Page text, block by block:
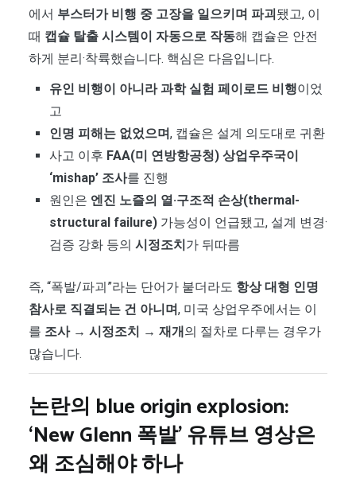
에서 부스터가 비행 중 고장을 일으키며 파괴됐고, 이
때 캡슐 탈출 시스템이 자동으로 작동해 캡슐은 안전
하게 분리·착륙했습니다. 핵심은 다음입니다.
유인 비행이 아니라 과학 실험 페이로드 비행이었
고
인명 피해는 없었으며, 캡슐은 설계 의도대로 귀환
사고 이후 FAA(미 연방항공청) 상업우주국이
‘mishap’ 조사를 진행
원인은 엔진 노즐의 열·구조적 손상(thermal-
structural failure)가능성이 언급됐고, 설계 변경·
검증 강화 등의 시정조치가 뒤따름
즉, “폭발/파괴”라는 단어가 붙더라도 항상 대형 인명
참사로 직결되는 건 아니며, 미국 상업우주에서는 이
를 조사 → 시정조치 → 재개 의 절차로 다루는 경우가
많습니다.
논란의 blue origin explosion:
‘New Glenn 폭발’ 유튜브 영상은
왜 조심해야 하나